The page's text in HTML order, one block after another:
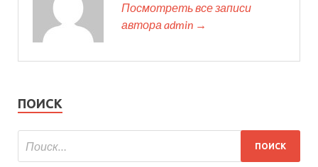
Посмотреть все записи
автора admin →
ПОИСК